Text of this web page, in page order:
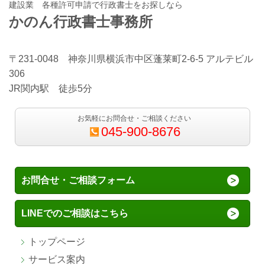
建設業 各種許可申請で行政書士をお探しなら
かのん行政書士事務所
〒231-0048 神奈川県横浜市中区蓬莱町2-6-5 アルテビル
306
JR関内駅 徒歩5分
お気軽にお問合せ・ご相談ください
045-900-8676
お問合せ・ご相談フォーム
LINEでのご相談はこちら
トップページ
サービス案内